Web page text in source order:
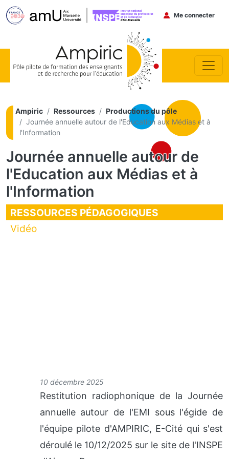
Menu du
Me connecter
Ampiric Ressources
Productions du pôle
Journée annuelle autour de l'Education aux Médias et à
l'Information
Journée annuelle autour de
l'Education aux Médias et à
l'Information
RESSOURCES PÉDAGOGIQUES
Vidéo
URL de Video en ligne
10 décembre 2025
Restitution radiophonique de la Journée
annuelle autour de l'EMI sous l'égide de
l'équipe pilote d'AMPIRIC, E-Cité qui s'est
déroulé le 10/12/2025 sur le site de l'INSPE